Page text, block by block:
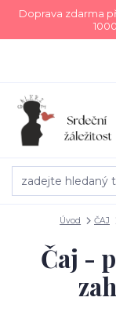
Doprava zdarma
Úvod ČAJ
Čaj -